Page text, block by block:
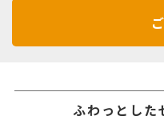
ふわっとした